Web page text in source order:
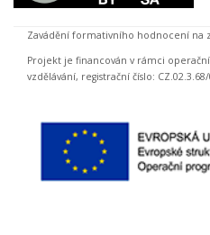
Zavádění formativního hodnocení na
Projekt je financován v rámci
vzdělávání, registrační číslo: